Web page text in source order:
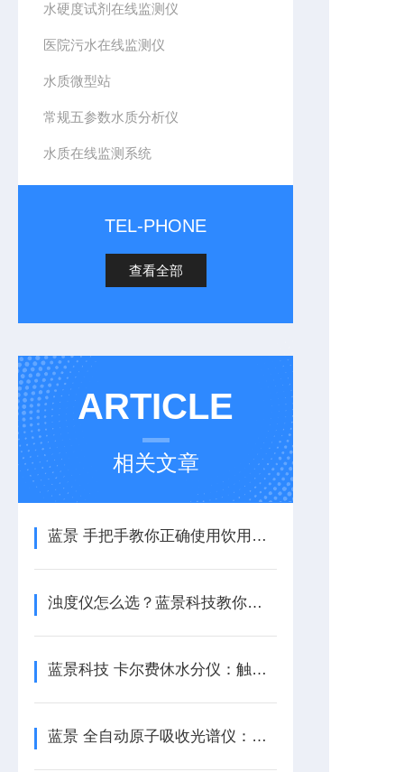
水硬度试剂在线监测仪
医院污水在线监测仪
水质微型站
常规五参数水质分析仪
水质在线监测系统
TEL-PHONE
查看全部
ARTICLE
相关文章
蓝景 手把手教你正确使用饮用水在线监测仪｜新手也能轻松上手的操作指南
浊度仪怎么选？蓝景科技教你按场景精准选型，避开检测误区
蓝景科技 卡尔费休水分仪：触摸屏+WinCE系统，让水分测定更高效
蓝景 全自动原子吸收光谱仪：众多行业的重要工具